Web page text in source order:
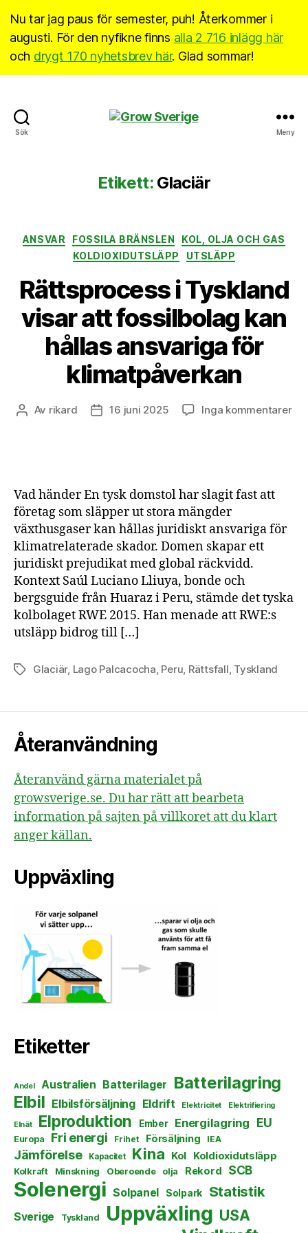
Nu tar jag paus för semester, puh! Återkommer i
augusti. För den nyfikne finns alla 2 716 inlägg här
och drygt 170 nyhetsbrev här. Glad sommar!
Sök Meny
Etikett: Glaciär
Kategorier
ANSVAR FOSSILA BRÄNSLEN
KOL, OLJA OCH GAS
KOLDIOXIDUTSLÄPP
UTSLÄPP
Rättsprocess i Tyskland
visar att fossilbolag kan
hållas ansvariga för
klimatpåverkan
Inläggsförfattare
Av rikard Inläggsdatum
16 juni 2025 Inga kommentarertill
Vad händer En tysk domstol har slagit fast att
företag som släpper ut stora mängder
växthusgaser kan hållas juridiskt ansvariga för
klimatrelaterade skador. Domen skapar ett
juridiskt prejudikat med global räckvidd.
Kontext Saúl Luciano Lliuya, bonde och
bergsguide från Huaraz i Peru, stämde det tyska
kolbolaget RWE 2015. Han menade att RWE:s
utsläpp bidrog till […]
Etiketter
Glaciär, Lago Palcacocha, Peru, Rättsfall, Tyskland
Återanvändning
Återanvänd gärna materialet på
growsverige.se. Du har rätt att bearbeta
information på sajten på villkoret att du klart
anger källan.
Uppväxling
Etiketter
Andel Australien Batterilager Batterilagring
Elbil Elbilsförsäljning Eldrift Elektricitet Elektrifiering
Elnät Elproduktion Ember Energilagring EU
Europa Fri energi Frihet Försäljning IEA
Jämförelse Kapacitet Kina Kol Koldioxidutsläpp
Kolkraft Minskning Oberoende olja Rekord SCB
Solenergi Solpanel Solpark Statistik
Sverige Tyskland Uppväxling USA